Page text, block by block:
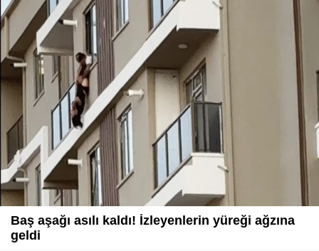
Baş aşağı asılı kaldı! İzleyenlerin yüreği ağzına
geldi